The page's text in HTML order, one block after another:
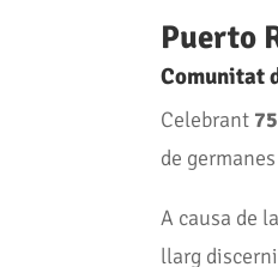
Puerto
Comunitat
Celebrant
de
A causa de
llarg